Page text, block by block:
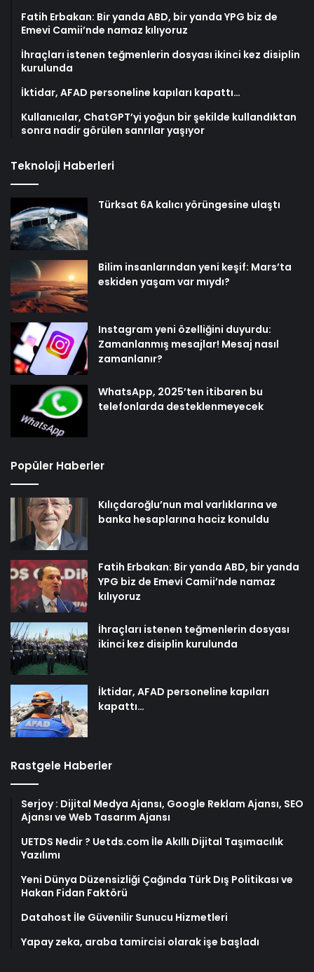
Fatih Erbakan: Bir yanda ABD, bir yanda YPG biz de
Emevi Camii’nde namaz kılıyoruz
İhraçları istenen teğmenlerin dosyası ikinci kez disiplin
kurulunda
İktidar, AFAD personeline kapıları kapattı…
Kullanıcılar, ChatGPT’yi yoğun bir şekilde kullandıktan
sonra nadir görülen sanrılar yaşıyor
Teknoloji Haberleri
Türksat 6A kalıcı yörüngesine ulaştı
Bilim insanlarından yeni keşif: Mars’ta
eskiden yaşam var mıydı?
Instagram yeni özelliğini duyurdu:
Zamanlanmış mesajlar! Mesaj nasıl
zamanlanır?
WhatsApp, 2025’ten itibaren bu
telefonlarda desteklenmeyecek
Popüler Haberler
Kılıçdaroğlu’nun mal varlıklarına ve
banka hesaplarına haciz konuldu
Fatih Erbakan: Bir yanda ABD, bir yanda
YPG biz de Emevi Camii’nde namaz
kılıyoruz
İhraçları istenen teğmenlerin dosyası
ikinci kez disiplin kurulunda
İktidar, AFAD personeline kapıları
kapattı…
Rastgele Haberler
Serjoy : Dijital Medya Ajansı, Google Reklam Ajansı, SEO
Ajansı ve Web Tasarım Ajansı
UETDS Nedir ? Uetds.com İle Akıllı Dijital Taşımacılık
Yazılımı
Yeni Dünya Düzensizliği Çağında Türk Dış Politikası ve
Hakan Fidan Faktörü
Datahost İle Güvenilir Sunucu Hizmetleri
Yapay zeka, araba tamircisi olarak işe başladı